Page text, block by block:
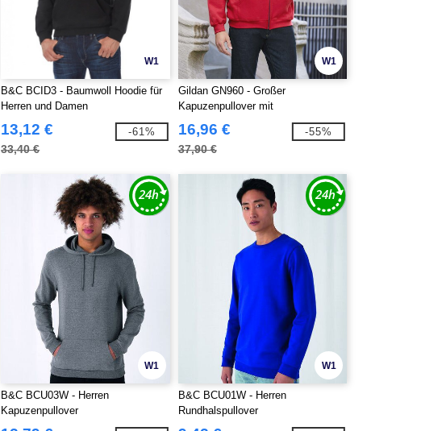
W1
B&C BCID3 - Baumwoll Hoodie für
Herren und Damen
13,12 €
33,40 €
-61%
W1
Gildan GN960 - Großer
Kapuzenpullover mit
Reißverschluss
16,96 €
37,90 €
-55%
W1
B&C BCU03W - Herren
Kapuzenpullover
W1
B&C BCU01W - Herren
Rundhalspullover